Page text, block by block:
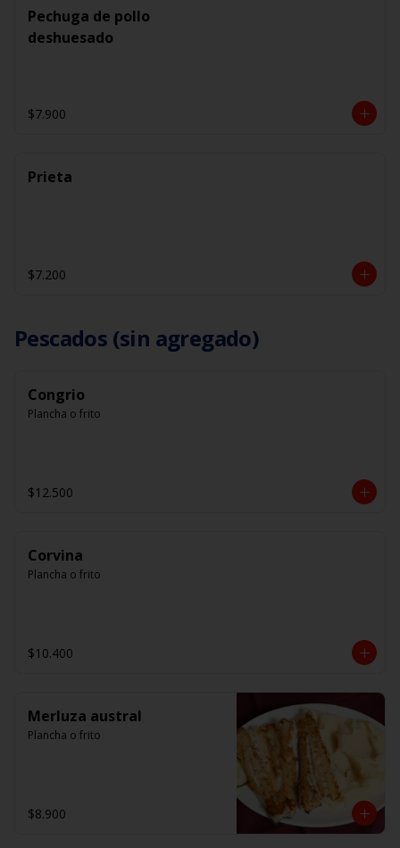
Pechuga de pollo
deshuesado
$7.900
Prieta
$7.200
Pescados (sin agregado)
Congrio
Plancha o frito
$12.500
Corvina
Plancha o frito
$10.400
Merluza austral
Plancha o frito
$8.900